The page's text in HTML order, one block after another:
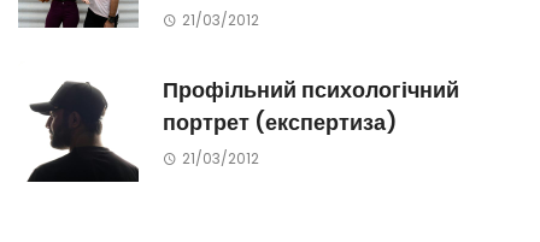
21/03/2012
Профільний психологічний
портрет (експертиза)
21/03/2012